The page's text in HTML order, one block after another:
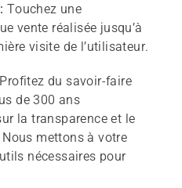
Touchez une
vente réalisée jusqu’à
visite de l’utilisateur.
Profitez du savoir-faire
de 300 ans
la transparence et le
mettons à votre
nécessaires pour